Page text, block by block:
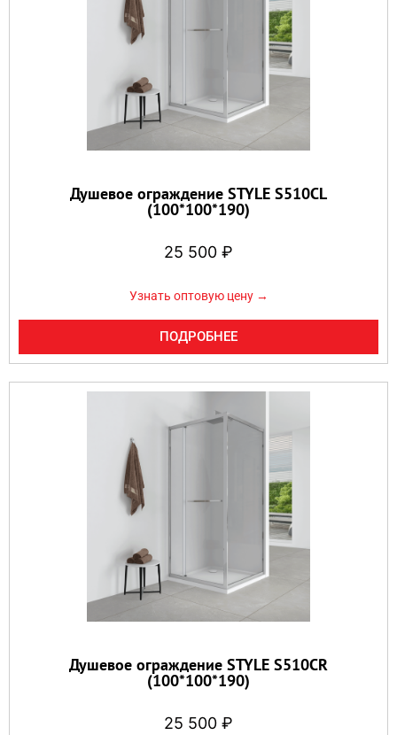
Душевое ограждение STYLE S510CL
(100*100*190)
25 500 ₽
Узнать оптовую цену →
ПОДРОБНЕЕ
Душевое ограждение STYLE S510CR
(100*100*190)
25 500 ₽